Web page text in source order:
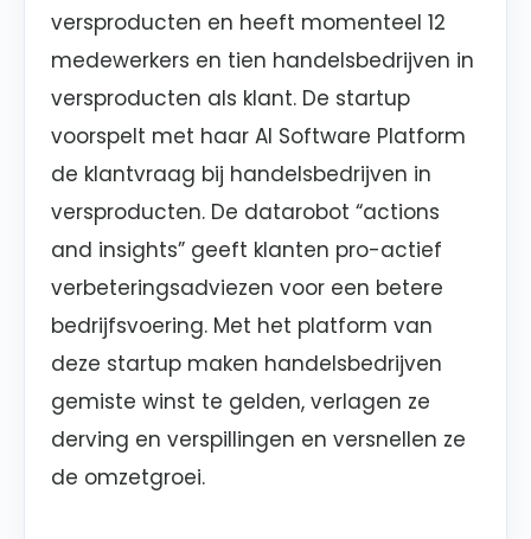
versproducten en heeft momenteel 12
medewerkers en tien handelsbedrijven in
versproducten als klant. De startup
voorspelt met haar AI Software Platform
de klantvraag bij handelsbedrijven in
versproducten. De datarobot “actions
and insights” geeft klanten pro-actief
verbeteringsadviezen voor een betere
bedrijfsvoering. Met het platform van
deze startup maken handelsbedrijven
gemiste winst te gelden, verlagen ze
derving en verspillingen en versnellen ze
de omzetgroei.